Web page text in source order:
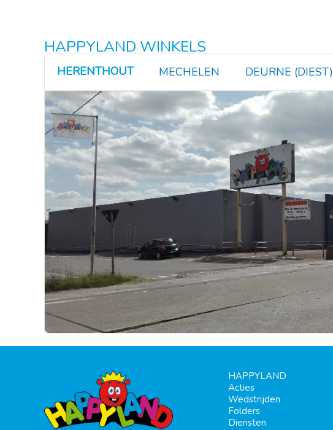
HAPPYLAND WINKELS
HERENTHOUT MECHELEN DEURNE (DIEST)
HAPPYLAND
Acties
Wedstrijden
Folders
Diensten